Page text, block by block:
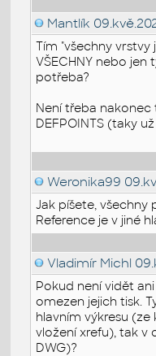
Mantlík
Tím "všechny vrstvy
VŠECHNY nebo jen
potřeba?
Není třeba nakonec
DEFPOINTS (taky
Weronika99
Jak píšete, všechny
Reference je v jiné
Vladimír Michl
Pokud není vidět
omezen jejich tisk.
hlavním výkresu
vložení xrefu), tak v
DWG)?